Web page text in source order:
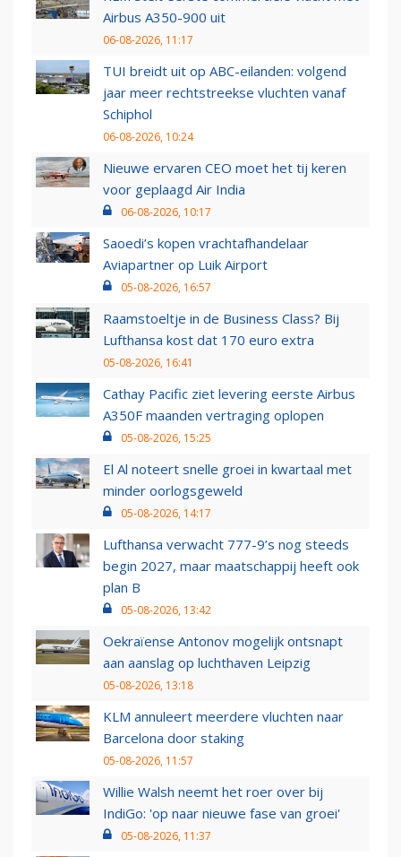
Airbus A350-900 uit
06-08-2026, 11:17
TUI breidt uit op ABC-eilanden: volgend
jaar meer rechtstreekse vluchten vanaf
Schiphol
06-08-2026, 10:24
Nieuwe ervaren CEO moet het tij keren
voor geplaagd Air India
06-08-2026, 10:17
Saoedi’s kopen vrachtafhandelaar
Aviapartner op Luik Airport
05-08-2026, 16:57
Raamstoeltje in de Business Class? Bij
Lufthansa kost dat 170 euro extra
05-08-2026, 16:41
Cathay Pacific ziet levering eerste Airbus
A350F maanden vertraging oplopen
05-08-2026, 15:25
El Al noteert snelle groei in kwartaal met
minder oorlogsgeweld
05-08-2026, 14:17
Lufthansa verwacht 777-9’s nog steeds
begin 2027, maar maatschappij heeft ook
plan B
05-08-2026, 13:42
Oekraïense Antonov mogelijk ontsnapt
aan aanslag op luchthaven Leipzig
05-08-2026, 13:18
KLM annuleert meerdere vluchten naar
Barcelona door staking
05-08-2026, 11:57
Willie Walsh neemt het roer over bij
IndiGo: 'op naar nieuwe fase van groei'
05-08-2026, 11:37